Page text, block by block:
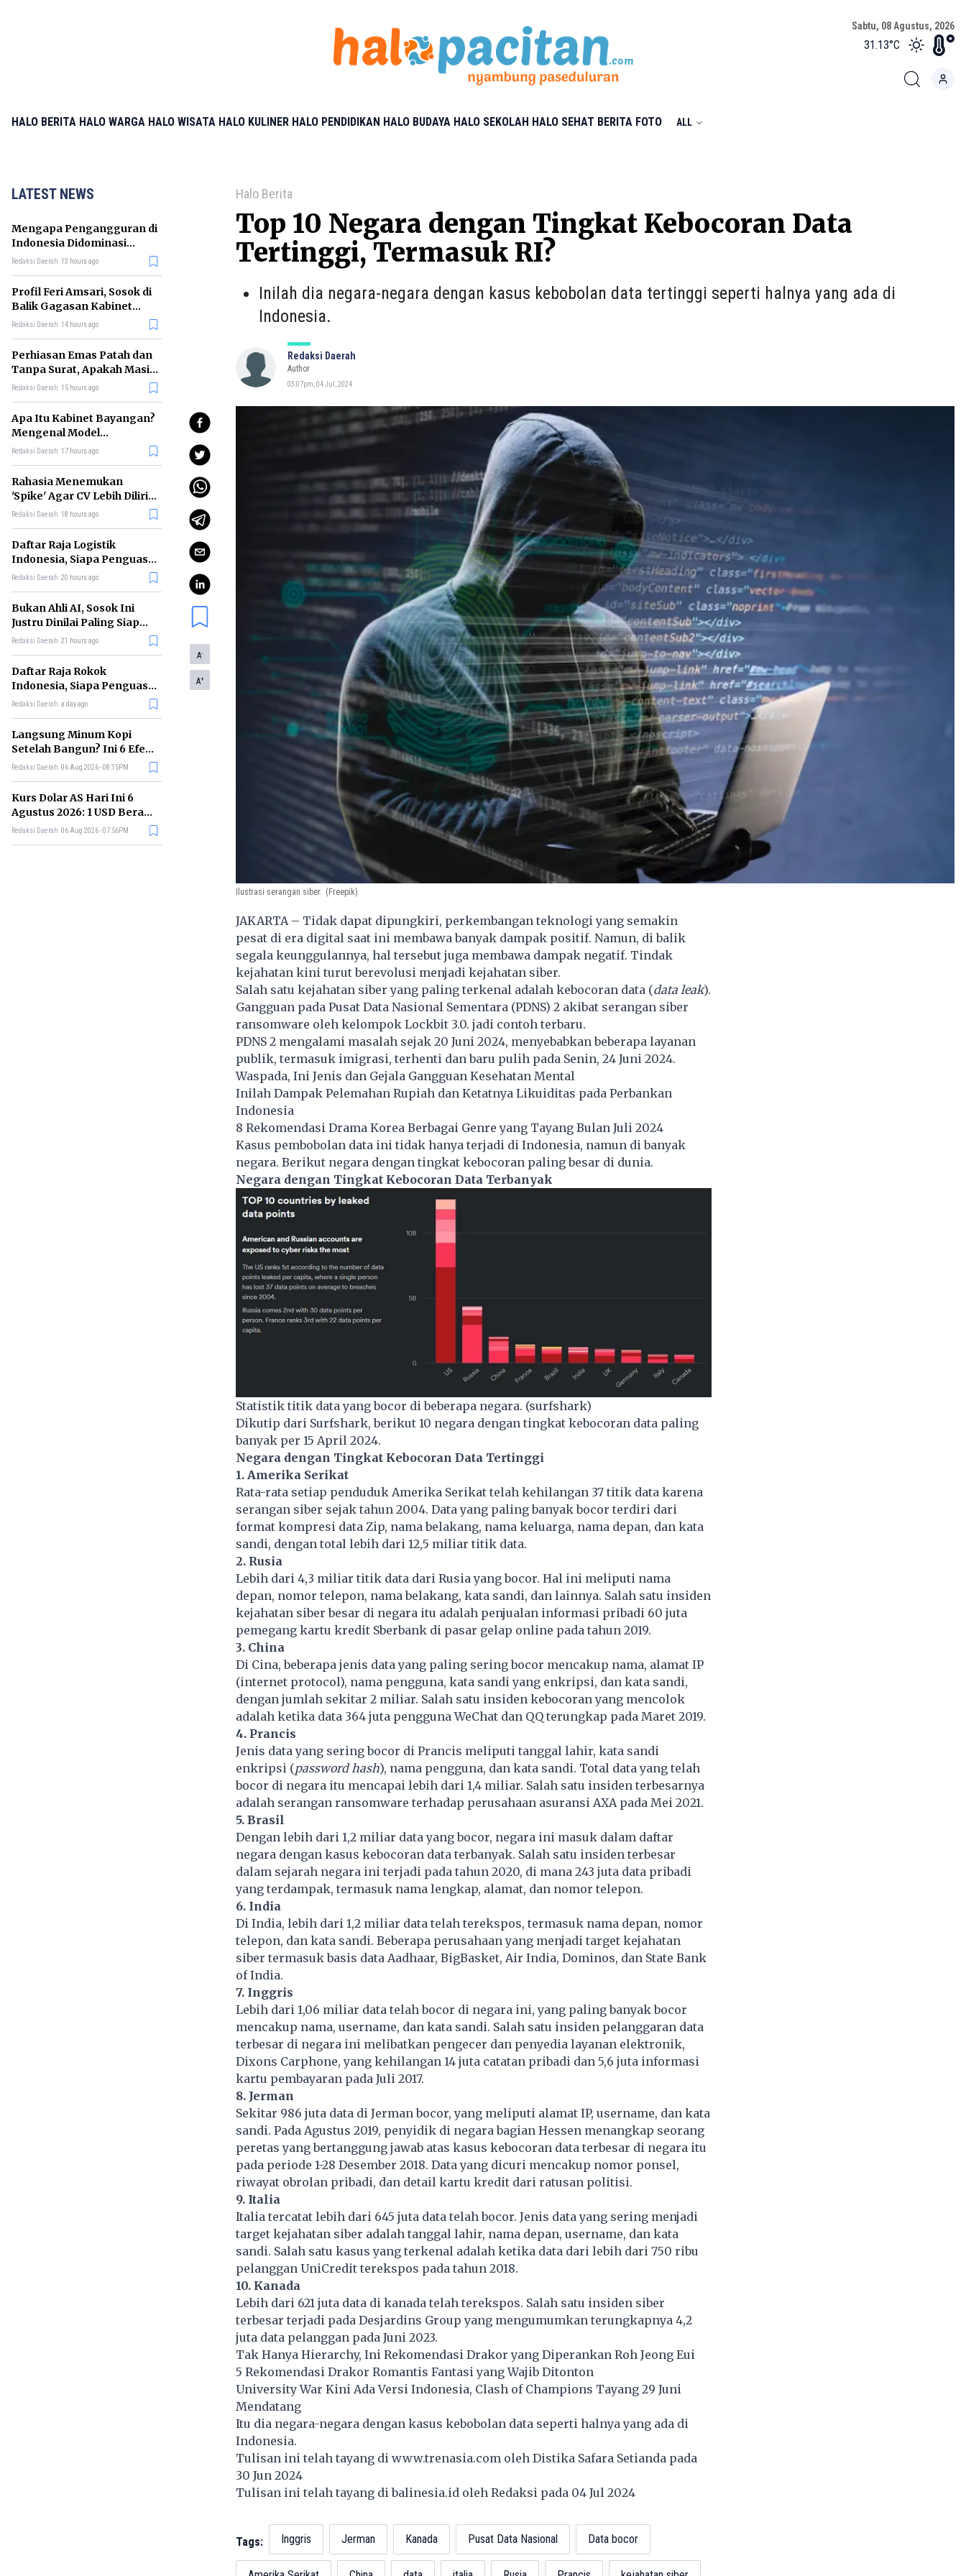
Sabtu, 08 Agustus, 2026
31.13°C
HALO BERITA HALO WARGA HALO WISATA HALO KULINER HALO PENDIDIKAN HALO BUDAYA HALO SEKOLAH HALO SEHAT BERITA FOTO ALL
LATEST NEWS
Mengapa Pengangguran di
Indonesia Didominasi
Lulusan SMK? Ini Faktanya
Redaksi Daerah 13 hours ago
Profil Feri Amsari, Sosok di
Balik Gagasan Kabinet
Bayangan Indonesia
Redaksi Daerah 14 hours ago
Perhiasan Emas Patah dan
Tanpa Surat, Apakah Masih
Bisa Digadaikan?
Redaksi Daerah 15 hours ago
Apa Itu Kabinet Bayangan?
Mengenal Model
Pengawasan Alternatif
Redaksi Daerah 17 hours ago
Rahasia Menemukan
'Spike' Agar CV Lebih Dilirik
Perekrut Menurut Bos
Redaksi Daerah 18 hours ago
Daftar Raja Logistik
Indonesia, Siapa Penguasa
Industri Pengiriman
Redaksi Daerah 20 hours ago
Bukan Ahli AI, Sosok Ini
Justru Dinilai Paling Siap
Memimpin Era Kecerdasan
Redaksi Daerah 21 hours ago
Daftar Raja Rokok
Indonesia, Siapa Penguasa
Industri Tembakau
Redaksi Daerah a day ago
Langsung Minum Kopi
Setelah Bangun? Ini 6 Efek
yang Terjadi pada Tubuh
Redaksi Daerah 06 Aug 2026 - 08:15PM
Kurs Dolar AS Hari Ini 6
Agustus 2026: 1 USD Berapa
Rupiah Sekarang?
Redaksi Daerah 06 Aug 2026 - 07:56PM
Halo Berita
Top 10 Negara dengan Tingkat Kebocoran Data
Tertinggi, Termasuk RI?
Inilah dia negara-negara dengan kasus kebobolan data tertinggi seperti halnya yang ada di
Indonesia.
Redaksi Daerah
Author
03:07pm, 04 Jul, 2024
A-
A+
Ilustrasi serangan siber. (Freepik)
JAKARTA – Tidak dapat dipungkiri, perkembangan teknologi yang semakin
pesat di era digital saat ini membawa banyak dampak positif. Namun, di balik
segala keunggulannya, hal tersebut juga membawa dampak negatif. Tindak
kejahatan kini turut berevolusi menjadi kejahatan siber.
Salah satu kejahatan siber yang paling terkenal adalah kebocoran data (data leak).
Gangguan pada Pusat Data Nasional Sementara (PDNS) 2 akibat serangan siber
ransomware oleh kelompok Lockbit 3.0. jadi contoh terbaru.
PDNS2 mengalami masalah sejak 20 Juni 2024, menyebabkan beberapa layanan
publik, termasuk imigrasi, terhenti dan baru pulih pada Senin, 24 Juni 2024.
Waspada, Ini Jenis dan Gejala Gangguan Kesehatan Mental
Inilah Dampak Pelemahan Rupiah dan Ketatnya Likuiditas pada Perbankan
Indonesia
8 Rekomendasi Drama Korea Berbagai Genre yang Tayang Bulan Juli 2024
Kasus pembobolan data ini tidak hanya terjadi di Indonesia, namun di banyak
negara. Berikut negara dengan tingkat kebocoran paling besar di dunia.
Negara dengan Tingkat Kebocoran Data Terbanyak
Statistik titik data yang bocor di beberapa negara. (surfshark)
Dikutip dari Surfshark, berikut 10 negara dengan tingkat kebocoran data paling
banyak per 15 April 2024.
Negara dengan Tingkat Kebocoran Data Tertinggi
1. Amerika Serikat
Rata-rata setiap penduduk Amerika Serikat telah kehilangan 37 titik data karena
serangan siber sejak tahun 2004. Data yang paling banyak bocor terdiri dari
format kompresi data Zip, nama belakang, nama keluarga, nama depan, dan kata
sandi, dengan total lebih dari 12,5 miliar titik data.
2. Rusia
Lebih dari 4,3 miliar titik data dari Rusia yang bocor. Hal ini meliputi nama
depan, nomor telepon, nama belakang, kata sandi, dan lainnya. Salah satu insiden
kejahatan siber besar di negara itu adalah penjualan informasi pribadi 60 juta
pemegang kartu kredit Sberbank di pasar gelap online pada tahun 2019.
3. China
Di Cina, beberapa jenis data yang paling sering bocor mencakup nama, alamat IP
(internet protocol), nama pengguna, kata sandi yang enkripsi, dan kata sandi,
dengan jumlah sekitar 2 miliar. Salah satu insiden kebocoran yang mencolok
adalah ketika data 364 juta pengguna WeChat dan QQ terungkap pada Maret 2019.
4. Prancis
Jenis data yang sering bocor di Prancis meliputi tanggal lahir, kata sandi
enkripsi (password hash), nama pengguna, dan kata sandi. Total data yang telah
bocor di negara itu mencapai lebih dari 1,4 miliar. Salah satu insiden terbesarnya
adalah serangan ransomware terhadap perusahaan asuransi AXA pada Mei 2021.
5. Brasil
Dengan lebih dari 1,2 miliar data yang bocor, negara ini masuk dalam daftar
negara dengan kasus kebocoran data terbanyak. Salah satu insiden terbesar
dalam sejarah negara ini terjadi pada tahun 2020, di mana 243 juta data pribadi
yang terdampak, termasuk nama lengkap, alamat, dan nomor telepon.
6. India
Di India, lebih dari 1,2 miliar data telah terekspos, termasuk nama depan, nomor
telepon, dan kata sandi. Beberapa perusahaan yang menjadi target kejahatan
siber termasuk basis data Aadhaar, BigBasket, Air India, Dominos, dan State Bank
of India.
7. Inggris
Lebih dari 1,06 miliar data telah bocor di negara ini, yang paling banyak bocor
mencakup nama, username, dan kata sandi. Salah satu insiden pelanggaran data
terbesar di negara ini melibatkan pengecer dan penyedia layanan elektronik,
Dixons Carphone, yang kehilangan 14 juta catatan pribadi dan 5,6 juta informasi
kartu pembayaran pada Juli 2017.
8. Jerman
Sekitar 986 juta data di Jerman bocor, yang meliputi alamat IP, username, dan kata
sandi. Pada Agustus 2019, penyidik di negara bagian Hessen menangkap seorang
peretas yang bertanggung jawab atas kasus kebocoran data terbesar di negara itu
pada periode 1-28 Desember 2018. Data yang dicuri mencakup nomor ponsel,
riwayat obrolan pribadi, dan detail kartu kredit dari ratusan politisi.
9. Italia
Italia tercatat lebih dari 645 juta data telah bocor. Jenis data yang sering menjadi
target kejahatan siber adalah tanggal lahir, nama depan, username, dan kata
sandi. Salah satu kasus yang terkenal adalah ketika data dari lebih dari 750 ribu
pelanggan UniCredit terekspos pada tahun 2018.
10. Kanada
Lebih dari 621 juta data di kanada telah terekspos. Salah satu insiden siber
terbesar terjadi pada Desjardins Group yang mengumumkan terungkapnya 4,2
juta data pelanggan pada Juni 2023.
Tak Hanya Hierarchy, Ini Rekomendasi Drakor yang Diperankan Roh Jeong Eui
5 Rekomendasi Drakor Romantis Fantasi yang Wajib Ditonton
University War Kini Ada Versi Indonesia, Clash of Champions Tayang 29 Juni
Mendatang
Itu dia negara-negara dengan kasus kebobolan data seperti halnya yang ada di
Indonesia.
Tulisan ini telah tayang di www.trenasia.com oleh Distika Safara Setianda pada
30 Jun 2024
Tulisan ini telah tayang dibalinesia.id oleh Redaksi pada 04 Jul 2024
Tags: Inggris Jerman Kanada Pusat Data Nasional Data bocor